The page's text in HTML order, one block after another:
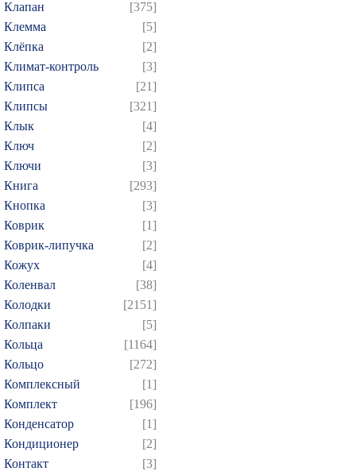
Клапан
[375]
Клемма
[5]
Клёпка
[2]
Климат-контроль
[3]
Клипса
[21]
Клипсы
[321]
Клык
[4]
Ключ
[2]
Ключи
[3]
Книга
[293]
Кнопка
[3]
Коврик
[1]
Коврик-липучка
[2]
Кожух
[4]
Коленвал
[38]
Колодки
[2151]
Колпаки
[5]
Кольца
[1164]
Кольцо
[272]
Комплексный
[1]
Комплект
[196]
Конденсатор
[1]
Кондиционер
[2]
Контакт
[3]